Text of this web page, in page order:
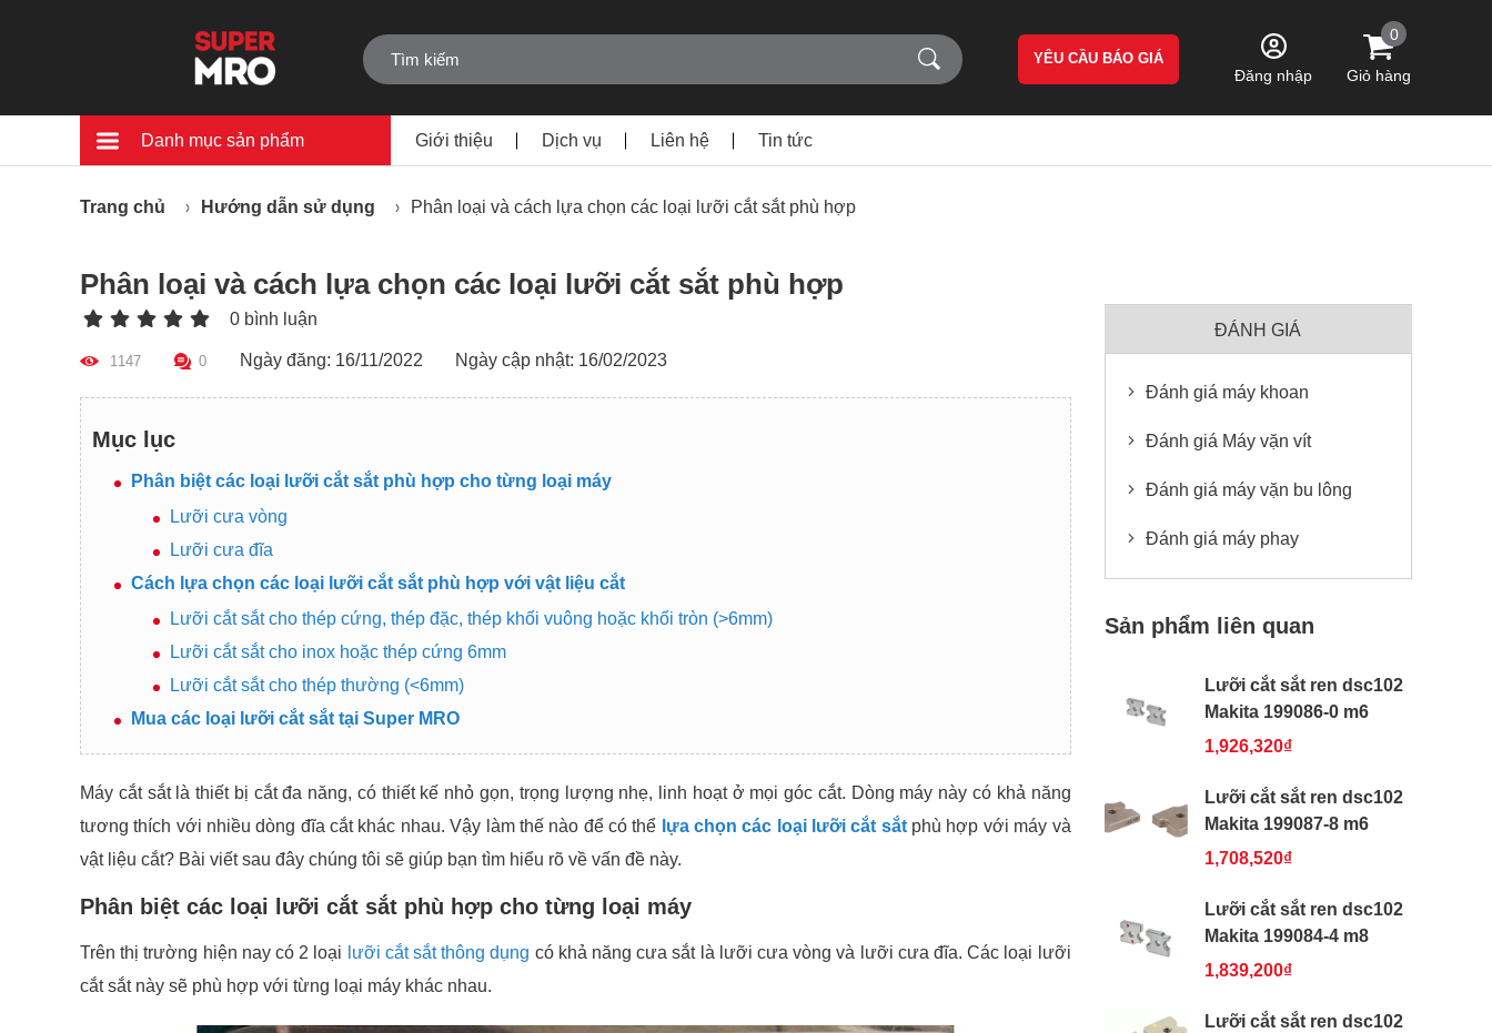
YÊU CẦU BÁO GIÁ
Đăng nhập
0
Giỏ hàng
Danh mục sản phẩm Giới thiệu Dịch vụ Liên hệ Tin tức
Trang chủ Hướng dẫn sử dụng Phân loại và cách lựa chọn các loại lưỡi cắt sắt phù hợp
Phân loại và cách lựa chọn các loại lưỡi cắt sắt phù hợp
0 bình luận
1147 0 Ngày đăng: 16/11/2022 Ngày cập nhật: 16/02/2023
Mục lục
Phân biệt các loại lưỡi cắt sắt phù hợp cho từng loại máy
Lưỡi cưa vòng
Lưỡi cưa đĩa
Cách lựa chọn các loại lưỡi cắt sắt phù hợp với vật liệu cắt
Lưỡi cắt sắt cho thép cứng, thép đặc, thép khối vuông hoặc khối tròn (>6mm)
Lưỡi cắt sắt cho inox hoặc thép cứng 6mm
Lưỡi cắt sắt cho thép thường (<6mm)
Mua các loại lưỡi cắt sắt tại Super MRO
Máy cắt sắt là thiết bị cắt đa năng, có thiết kế nhỏ gọn, trọng lượng nhẹ, linh hoạt ở mọi góc cắt. Dòng máy này có khả năng
tương thích với nhiều dòng đĩa cắt khác nhau. Vậy làm thế nào để có thể lựa chọn các loại lưỡi cắt sắt phù hợp với máy và
vật liệu cắt? Bài viết sau đây chúng tôi sẽ giúp bạn tìm hiểu rõ về vấn đề này.
Phân biệt các loại lưỡi cắt sắt phù hợp cho từng loại máy
Trên thị trường hiện nay có 2 loại lưỡi cắt sắt thông dụng có khả năng cưa sắt là lưỡi cưa vòng và lưỡi cưa đĩa. Các loại lưỡi
cắt sắt này sẽ phù hợp với từng loại máy khác nhau.
ĐÁNH GIÁ
Đánh giá máy khoan
Đánh giá Máy vặn vít
Đánh giá máy vặn bu lông
Đánh giá máy phay
Sản phẩm liên quan
Lưỡi cắt sắt ren dsc102
Makita 199086-0 m6
1,926,320₫
Lưỡi cắt sắt ren dsc102
Makita 199087-8 m6
1,708,520₫
Lưỡi cắt sắt ren dsc102
Makita 199084-4 m8
1,839,200₫
Lưỡi cắt sắt ren dsc102